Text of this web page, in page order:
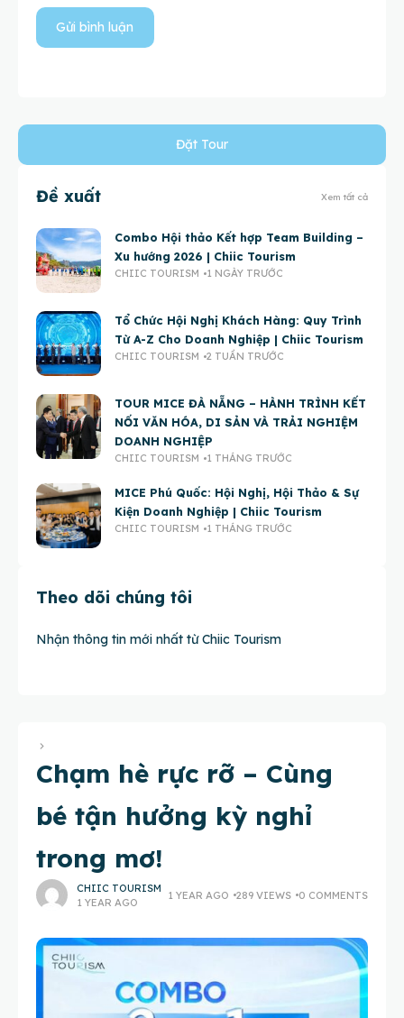
Đặt Tour
Đề xuất Xem tất cả
Combo Hội thảo Kết hợp Team Building –
Xu hướng 2026 | Chiic Tourism
CHIIC TOURISM 1 NGÀY TRƯỚC
Tổ Chức Hội Nghị Khách Hàng: Quy Trình
Từ A-Z Cho Doanh Nghiệp | Chiic Tourism
CHIIC TOURISM 2 TUẦN TRƯỚC
TOUR MICE ĐÀ NẴNG – HÀNH TRÌNH KẾT
NỐI VĂN HÓA, DI SẢN VÀ TRẢI NGHIỆM
DOANH NGHIỆP
CHIIC TOURISM 1 THÁNG TRƯỚC
MICE Phú Quốc: Hội Nghị, Hội Thảo & Sự
Kiện Doanh Nghiệp | Chiic Tourism
CHIIC TOURISM 1 THÁNG TRƯỚC
Theo dõi chúng tôi
Nhận thông tin mới nhất từ Chiic Tourism
Chạm hè rực rỡ – Cùng
bé tận hưởng kỳ nghỉ
trong mơ!
CHIIC TOURISM
1 YEAR AGO
1 YEAR AGO 289 VIEWS 0 COMMENTS